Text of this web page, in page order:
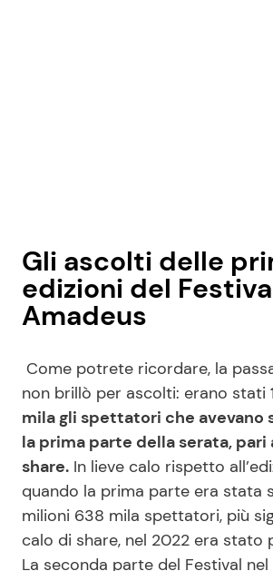
Gli ascolti delle
edizioni del
Amadeus
Come potrete ricordare, la
non brillò per ascolti: erano stati
mila gli spettatori che avevano
la prima parte della serata, pari
share. In lieve calo rispetto
quando la prima parte era stata
milioni 638 mila spettatori, più
calo di share, nel 2022 era stato
La seconda parte del Festival nel